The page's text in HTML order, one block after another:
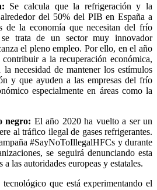
Se calcula que la refrigeración y la
del 50% del PIB en España a
de la economía que necesitan del frío
se trata de un sector muy innovador
el pleno empleo. Por ello, en el año
a la recuperación económica,
necesidad de mantener los estímulos
y que ayuden a las empresas del frío
especialmente en áreas como la
negro: El año 2020 ha vuelto a ser un
al tráfico ilegal de gases refrigerantes.
#SayNoToIllegalHFCs y durante
se seguirá denunciando esta
las autoridades europeas y estatales.
que está experimentando el